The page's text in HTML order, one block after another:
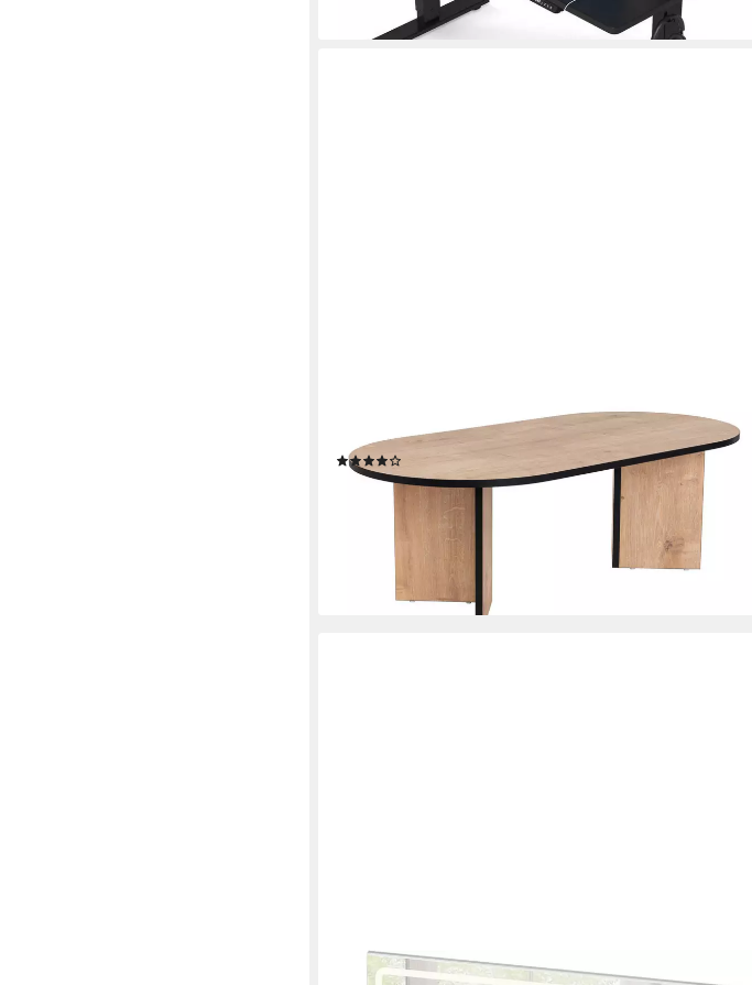
Couchtisch Sable (1-St., 1-tlg), oval – moderner
Wohnzimmertisch für Wohnzimmer
85,00 € 128,00 €
lieferbar in 3 Wochen
WOLTU